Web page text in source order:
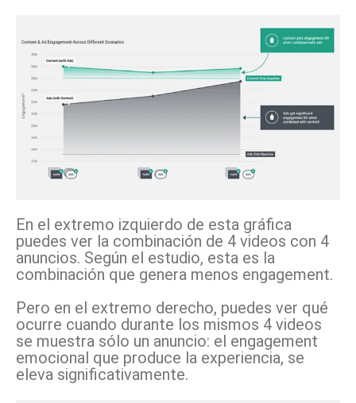
En el extremo izquierdo de esta gráfica
puedes ver la combinación de 4 videos con 4
anuncios. Según el estudio, esta es la
combinación que genera menos engagement.
Pero en el extremo derecho, puedes ver qué
ocurre cuando durante los mismos 4 videos
se muestra sólo un anuncio: el engagement
emocional que produce la experiencia, se
eleva significativamente.